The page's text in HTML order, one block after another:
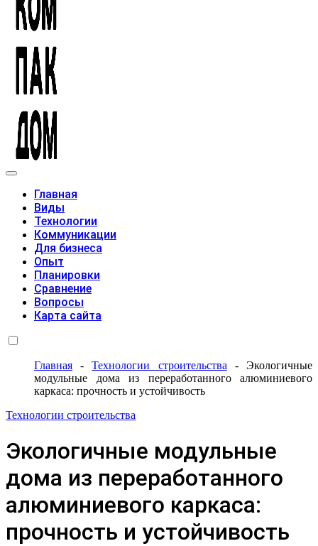
Главная
Виды
Технологии
Коммуникации
Для бизнеса
Опыт
Планировки
Сравнение
Вопросы
Карта сайта
Главная -Технологии строительства -Экологичные
модульные дома из переработанного алюминиевого
каркаса: прочность и устойчивость
Технологии строительства
Экологичные модульные
дома из переработанного
алюминиевого каркаса:
прочность и устойчивость